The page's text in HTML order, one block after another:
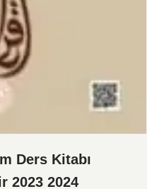
Ders Kitabı
2023 2024